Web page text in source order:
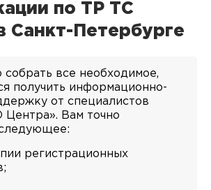
по ТР ТС
Санкт-Петербурге
все необходимое,
получить информационно-
от специалистов
Центра». Вам точно
регистрационных